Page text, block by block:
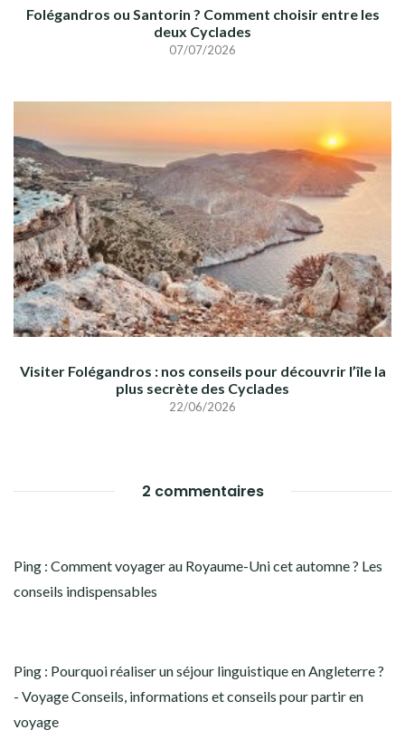
Folégandros ou Santorin ? Comment choisir entre les
deux Cyclades
07/07/2026
Visiter Folégandros : nos conseils pour découvrir l’île la
plus secrète des Cyclades
22/06/2026
2 commentaires
Ping : Comment voyager au Royaume-Uni cet automne ? Les
conseils indispensables
Ping : Pourquoi réaliser un séjour linguistique en Angleterre ?
- Voyage Conseils, informations et conseils pour partir en
voyage